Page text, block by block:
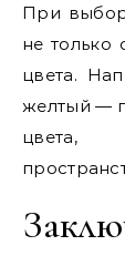
При
не только
цвета.
желтый —
цвета,